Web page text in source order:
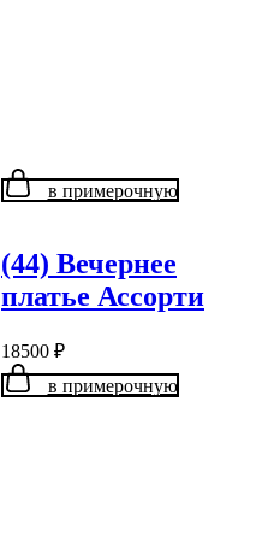
в примерочную
(44) Вечернее
платье Ассорти
18500 ₽
в примерочную